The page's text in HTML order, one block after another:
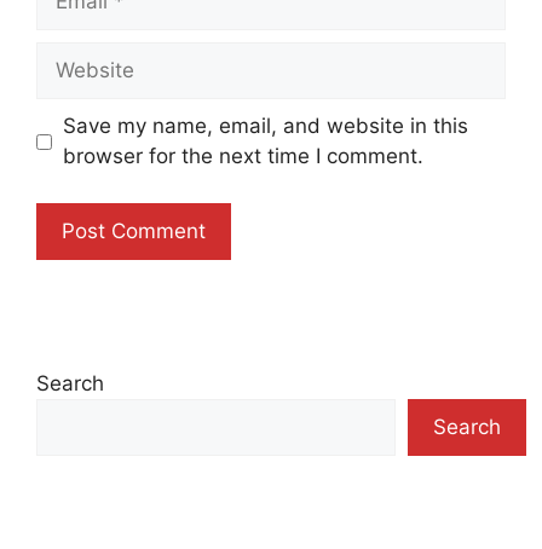
Website
Save my name, email, and website in this
browser for the next time I comment.
Search
Search